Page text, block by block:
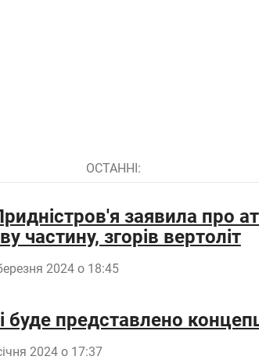
ОСТАННІ:
заявила про
частину, згорів вертоліт
2024 о 18:45
буде представлено
2024 о 17:37